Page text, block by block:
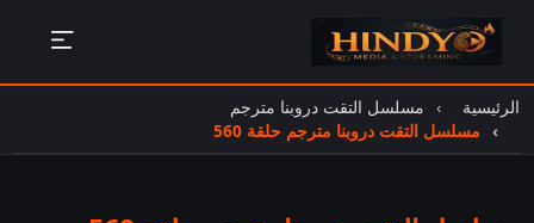
الرئيسية
مسلسل التقت دروبنا مترجم
مسلسل التقت دروبنا مترجم حلقة 560